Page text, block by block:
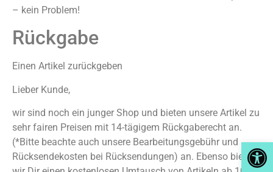
– kein Problem!
Rückgabe
Einen Artikel zurückgeben
Lieber Kunde,
wir sind noch ein junger Shop und bieten unsere Artikel zu
sehr fairen Preisen mit 14-tägigem Rückgaberecht an.
(*Bitte beachte auch unsere Bearbeitungsgebühr und
Rücksendekosten bei Rücksendungen) an. Ebenso bieten